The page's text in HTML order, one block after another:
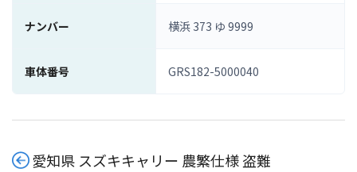
ナンバー 横浜 373 ゆ 9999
車体番号 GRS182-5000040
愛知県 スズキキャリー 農繁仕様 盗難